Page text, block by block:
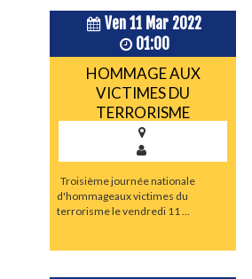
Ven 11 Mar 2022
01:00
HOMMAGE AUX
VICTIMES DU
TERRORISME
Troisième journée nationale
d'hommageaux victimes du
terrorisme le vendredi 11 ...